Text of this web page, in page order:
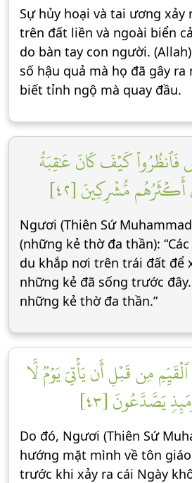
Sự hủy hoại và tai ương xảy
trên đất liền và ngoài biển
do bàn tay con người.
số hậu quả mà họ đã gây
biết tỉnh ngộ mà quay đầu.
فَٱنظُرُواْ كَيۡفَ كَانَ عَٰقِبَةُ
مُّشۡرِكِينَ [٤٢]
Ngươi (Thiên Sứ
(những kẻ thờ đa thần):
du khắp nơi trên trái đất để
những kẻ đã sống trước
những kẻ thờ đa thần.”
مِن قَبۡلِ أَن يَأۡتِيَ يَوۡمٞ لَّا
يَصَّدَّعُونَ [٤٣]
Do đó, Ngươi (Thiên Sứ
hướng mặt mình về tôn
trước khi xảy ra cái Ngày